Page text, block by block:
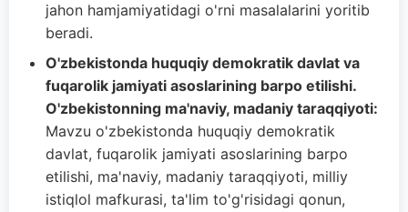
jahon hamjamiyatidagi o'rni masalalarini yoritib
beradi.
O'zbekistonda huquqiy demokratik davlat va
fuqarolik jamiyati asoslarining barpo etilishi.
O'zbekistonning ma'naviy, madaniy taraqqiyoti:
Mavzu o'zbekistonda huquqiy demokratik
davlat, fuqarolik jamiyati asoslarining barpo
etilishi, ma'naviy, madaniy taraqqiyoti, milliy
istiqlol mafkurasi, ta'lim to'g'risidagi qonun,